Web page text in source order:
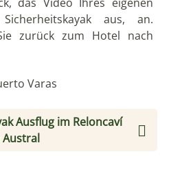
aus, an.
zurück zum Hotel nach
Ausflug im Reloncaví